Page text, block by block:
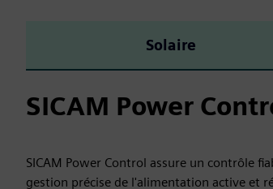
Solaire
SICAM Power
SICAM Power Control assure un contrôle
gestion précise de l'alimentation active et